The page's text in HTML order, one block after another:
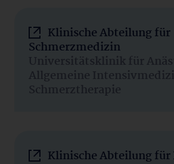
Klinische Abteilung für
Schmerzmedizin
Universitätsklinik für
Allgemeine
Schmerztherapie
Klinische Abteilung